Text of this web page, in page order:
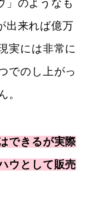
」のようなも
出来れば億万
実には非常に
でのし上がっ
。
できるが実際
ウとして販売